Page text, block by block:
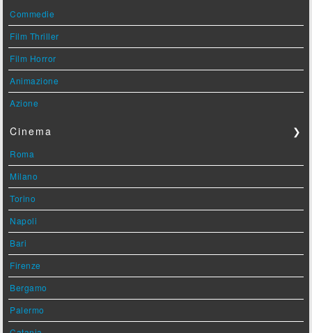
Commedie
Film Thriller
Film Horror
Animazione
Azione
Cinema ❯
Roma
Milano
Torino
Napoli
Bari
Firenze
Bergamo
Palermo